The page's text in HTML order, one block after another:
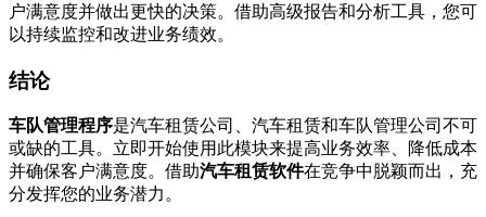
户满意度并做出更快的决策。借助高级报告和分析工具，您可
以持续监控和改进业务绩效。
结论
车队管理程序是汽车租赁公司、汽车租赁和车队管理公司不可
或缺的工具。立即开始使用此模块来提高业务效率、降低成本
并确保客户满意度。借助汽车租赁软件在竞争中脱颖而出，充
分发挥您的业务潜力。